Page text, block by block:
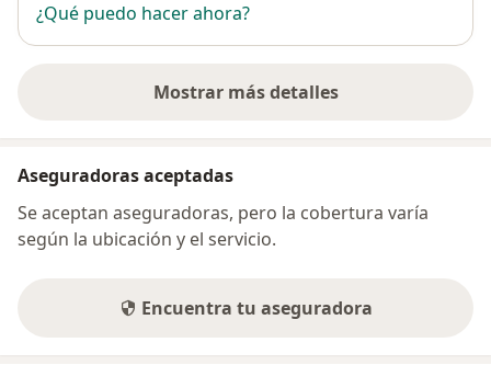
¿Qué puedo hacer ahora?
Mostrar más detalles
sobre la dirección
Aseguradoras aceptadas
Se aceptan aseguradoras, pero la cobertura varía
según la ubicación y el servicio.
Encuentra tu aseguradora